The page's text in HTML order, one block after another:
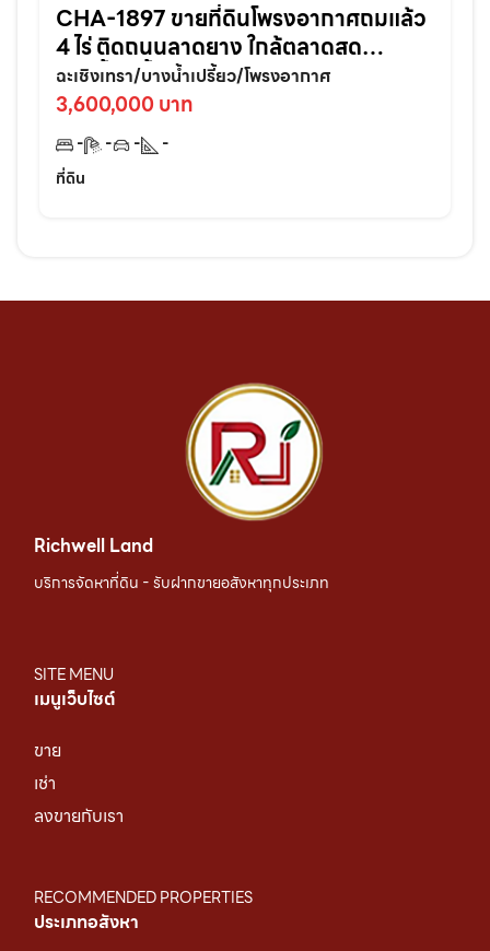
CHA-1897 ขายที่ดินโพรงอากาศถมแล้ว
4 ไร่ ติดถนนลาดยาง ใกล้ตลาดสด
บางน้ำเปรี้ยว-6กม. จ.ฉะเชิงเทรา
ฉะเชิงเทรา/บางน้ำเปรี้ยว/โพรงอากาศ
3,600,000 บาท
- - -
-
ที่ดิน
Richwell Land
บริการจัดหาที่ดิน - รับฝากขายอสังหาทุกประเภท
SITE MENU
เมนูเว็บไซต์
ขาย
เช่า
ลงขายกับเรา
RECOMMENDED PROPERTIES
ประเภทอสังหา